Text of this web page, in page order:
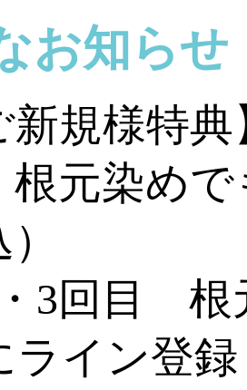
お知らせ
規様特
元染めで
3回目 根
ライン登